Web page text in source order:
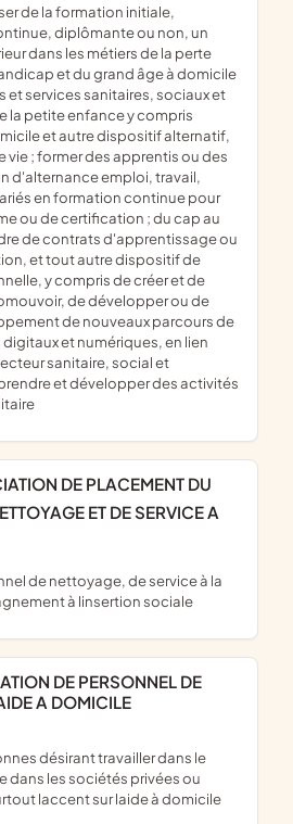
diplômante ou non, un
dans les métiers de la perte
et du grand âge à domicile
et services sanitaires, sociaux et
la petite enfance y compris
et autre dispositif alternatif,
vie ; former des apprentis ou des
d'alternance emploi, travail,
en formation continue pour
ou de certification ; du cap au
de contrats d'apprentissage ou
et tout autre dispositif de
y compris de créer et de
de développer ou de
de nouveaux parcours de
et numériques, en lien
sanitaire, social et
et développer des activités
ET DE SERVICE A
à linsertion sociale
A DOMICILE
dans les sociétés privées ou
laccent sur laide à domicile